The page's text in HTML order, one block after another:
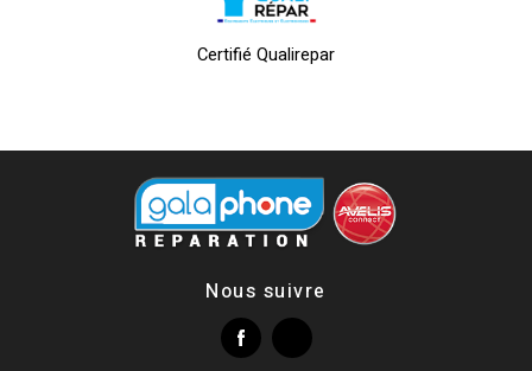
Certifié Qualirepar
Nous suivre